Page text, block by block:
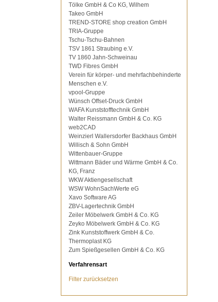
Tölke GmbH & Co KG, Wilhem
Takeo GmbH
TREND-STORE shop creation GmbH
TRIA-Gruppe
Tschu-Tschu-Bahnen
TSV 1861 Straubing e.V.
TV 1860 Jahn-Schweinau
TWD Fibres GmbH
Verein für körper- und mehrfachbehinderte
Menschen e.V.
vpool-Gruppe
Wünsch Offset-Druck GmbH
WAFA Kunststofftechnik GmbH
Walter Reissmann GmbH & Co. KG
web2CAD
Weinzierl Wallersdorfer Backhaus GmbH
Willisch & Sohn GmbH
Wittenbauer-Gruppe
Wittmann Bäder und Wärme GmbH & Co.
KG, Franz
WKW Aktiengesellschaft
WSW WohnSachWerte eG
Xavo Software AG
ZBV-Lagertechnik GmbH
Zeiler Möbelwerk GmbH & Co. KG
Zeyko Möbelwerk GmbH & Co. KG
Zink Kunststoffwerk GmbH & Co.
Thermoplast KG
Zum Spießgesellen GmbH & Co. KG
Verfahrensart
Filter zurücksetzen